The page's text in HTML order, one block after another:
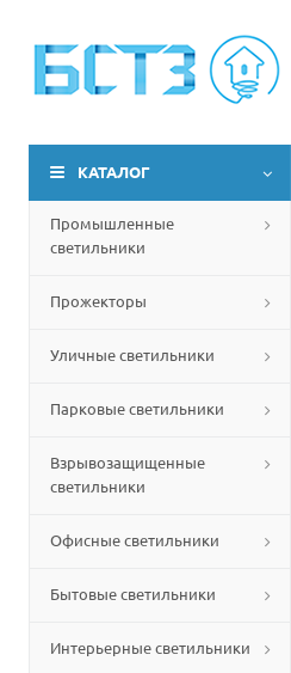
КАТАЛОГ
Промышленные
светильники
Прожекторы
Уличные светильники
Парковые светильники
Взрывозащищенные
светильники
Офисные светильники
Бытовые светильники
Интерьерные светильники